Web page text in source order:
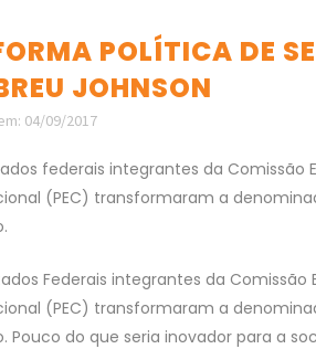
POLÍTICA DE
JOHNSON
04/09/2017
federais integrantes da Comissão
(PEC) transformaram a
Federais integrantes da
(PEC) transformaram a
Pouco do que seria inovador para a